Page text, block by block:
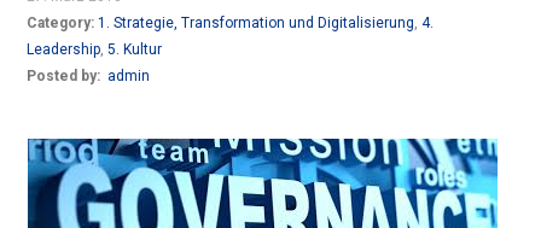
Category:1. Strategie, Transformation und Digitalisierung,4.
Leadership,5. Kultur
Posted by: admin